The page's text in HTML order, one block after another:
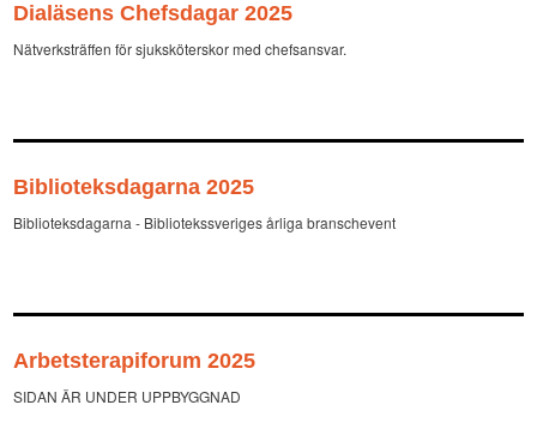
Dialäsens Chefsdagar 2025
Nätverksträffen för sjuksköterskor med chefsansvar.
Biblioteksdagarna 2025
Biblioteksdagarna - Bibliotekssveriges årliga branschevent
Arbetsterapiforum 2025
SIDAN ÄR UNDER UPPBYGGNAD